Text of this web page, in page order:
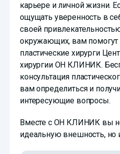
карьере и личной жизни.
ощущать уверенность в
своей
окружающих, вам
пластические хирурги
хирургии ОН КЛИНИК.
консультация
вам определиться и
интересующие вопросы.
Вместе с ОН КЛИНИК вы
идеальную внешность, но